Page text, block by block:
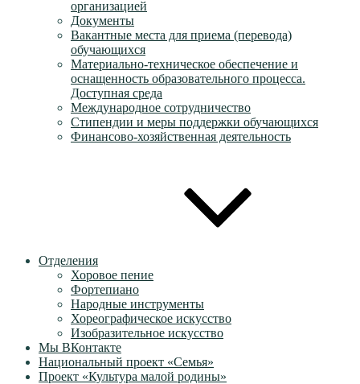
организацией
Документы
Вакантные места для приема (перевода)
обучающихся
Материально-техническое обеспечение и
оснащенность образовательного процесса.
Доступная среда
Международное сотрудничество
Стипендии и меры поддержки обучающихся
Финансово-хозяйственная деятельность
Отделения
Хоровое пение
Фортепиано
Народные инструменты
Хореографическое искусство
Изобразительное искусство
Мы ВКонтакте
Национальный проект «Семья»
Проект «Культура малой родины»